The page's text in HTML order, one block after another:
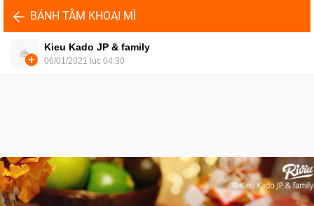
BÁNH TẰM KHOAI MÌ
Kieu Kado JP & family
06/01/2021 lúc 04:30